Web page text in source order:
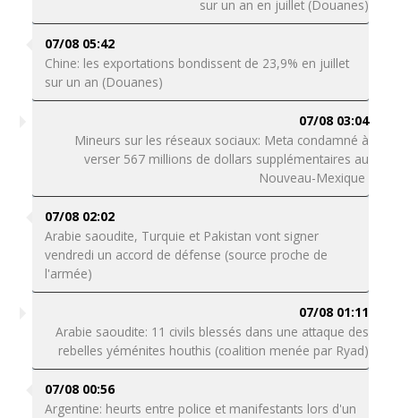
sur un an en juillet (Douanes)
07/08 05:42
Chine: les exportations bondissent de 23,9% en juillet
sur un an (Douanes)
07/08 03:04
Mineurs sur les réseaux sociaux: Meta condamné à
verser 567 millions de dollars supplémentaires au
Nouveau-Mexique
07/08 02:02
Arabie saoudite, Turquie et Pakistan vont signer
vendredi un accord de défense (source proche de
l'armée)
07/08 01:11
Arabie saoudite: 11 civils blessés dans une attaque des
rebelles yéménites houthis (coalition menée par Ryad)
07/08 00:56
Argentine: heurts entre police et manifestants lors d'un